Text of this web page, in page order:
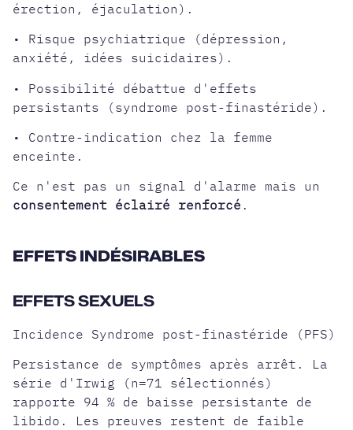
érection, éjaculation).
• Risque psychiatrique (dépression,
anxiété, idées suicidaires).
• Possibilité débattue d'effets
persistants (syndrome post-finastéride).
• Contre-indication chez la femme
enceinte.
Ce n'est pas un signal d'alarme mais un
consentement éclairé renforcé .
EFFETS INDÉSIRABLES
EFFETS SEXUELS
Incidence Syndrome post-finastéride (PFS)
Persistance de symptômes après arrêt. La
série d'Irwig (n=71 sélectionnés)
rapporte 94 % de baisse persistante de
libido. Les preuves restent de faible